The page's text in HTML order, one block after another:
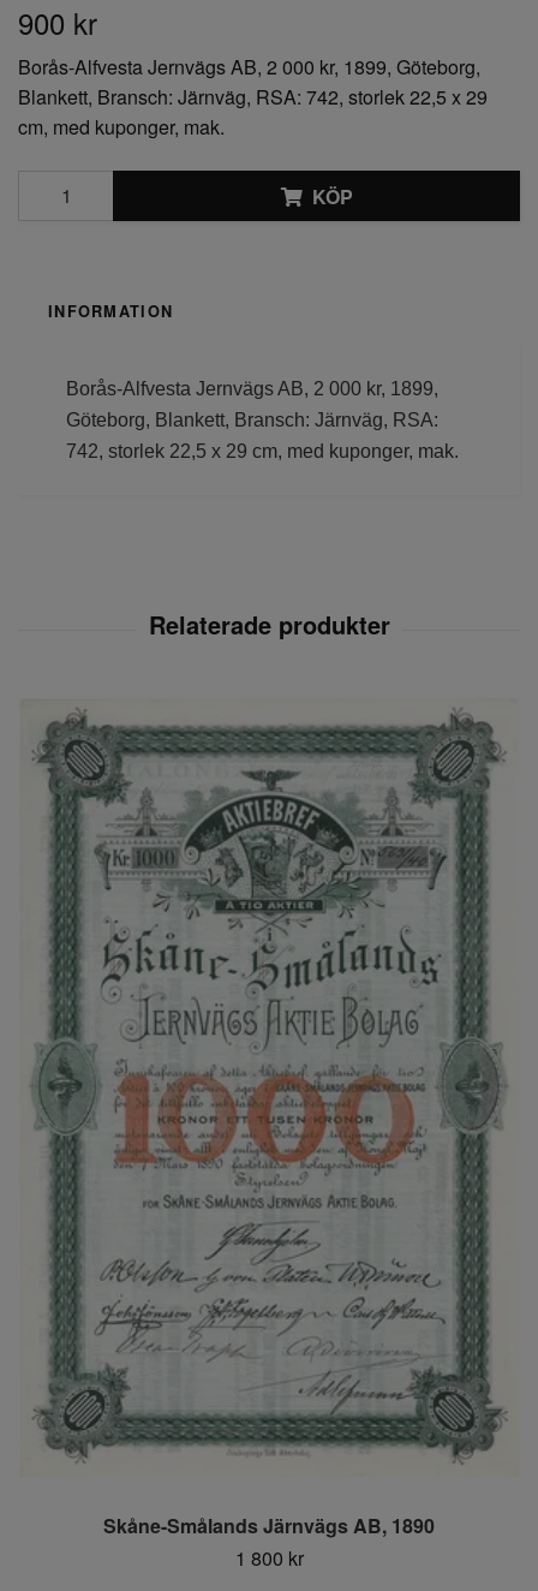
900 kr
Borås-Alfvesta Jernvägs AB, 2 000 kr, 1899, Göteborg,
Blankett, Bransch: Järnväg, RSA: 742, storlek 22,5 x 29
cm, med kuponger, mak.
KÖP
INFORMATION
Borås-Alfvesta Jernvägs AB, 2 000 kr, 1899,
Göteborg, Blankett, Bransch: Järnväg, RSA:
742, storlek 22,5 x 29 cm, med kuponger, mak.
Skåne-Smålands Järnvägs AB, 1890
1 800 kr